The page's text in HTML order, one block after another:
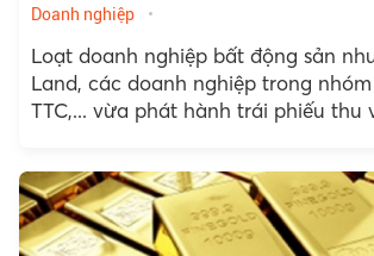
Doanh nghiệp
Loạt doanh nghiệp bất động sản
Land, các doanh nghiệp trong
TTC,... vừa phát hành trái phiếu thu